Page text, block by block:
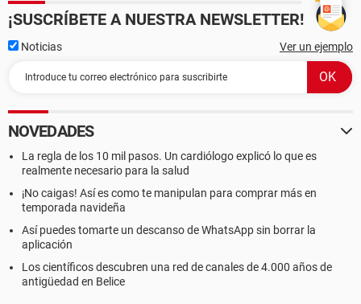
¡SUSCRÍBETE A NUESTRA NEWSLETTER!
Noticias Ver un ejemplo
NOVEDADES
La regla de los 10 mil pasos. Un cardiólogo explicó lo que es
realmente necesario para la salud
¡No caigas! Así es como te manipulan para comprar más en
temporada navideña
Así puedes tomarte un descanso de WhatsApp sin borrar la
aplicación
Los científicos descubren una red de canales de 4.000 años de
antigüedad en Belice